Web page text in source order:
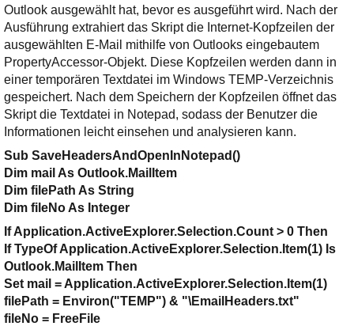
Outlook ausgewählt hat, bevor es ausgeführt wird. Nach der
Ausführung extrahiert das Skript die Internet-Kopfzeilen der
ausgewählten E-Mail mithilfe von Outlooks eingebautem
PropertyAccessor-Objekt. Diese Kopfzeilen werden dann in
einer temporären Textdatei im Windows TEMP-Verzeichnis
gespeichert. Nach dem Speichern der Kopfzeilen öffnet das
Skript die Textdatei in Notepad, sodass der Benutzer die
Informationen leicht einsehen und analysieren kann.
Sub SaveHeadersAndOpenInNotepad()
Dim mail As Outlook.MailItem
Dim filePath As String
Dim fileNo As Integer
If Application.ActiveExplorer.Selection.Count > 0 Then
If TypeOf Application.ActiveExplorer.Selection.Item(1) Is
Outlook.MailItem Then
Set mail = Application.ActiveExplorer.Selection.Item(1)
filePath = Environ("TEMP") & "\EmailHeaders.txt"
fileNo = FreeFile